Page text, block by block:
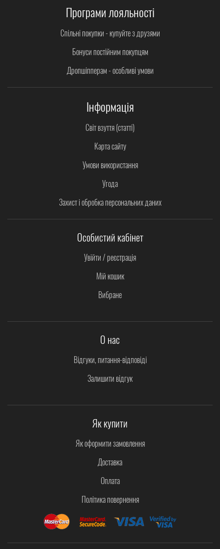
Програми лояльності
Спільні покупки - купуйте з друзями
Бонуси постійним покупцям
Дропшіпперам - особливі умови
Інформація
Світ взуття (статті)
Карта сайту
Умови використання
Угода
Захист і обробка персональних даних
Особистий кабінет
Увійти / реєстрація
Мій кошик
Вибране
О нас
Відгуки, питання-відповіді
Залишити відгук
Як купити
Як оформити замовлення
Доставка
Оплата
Політика повернення